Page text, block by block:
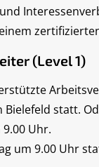
(Level 1)
statt.
Uhr.
um 9.00 Uhr